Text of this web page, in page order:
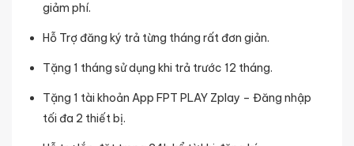
giảm phí.
Hỗ Trợ đăng ký trả từng tháng rất đơn giản.
Tặng 1 tháng sử dụng khi trả trước 12 tháng.
Tặng 1 tài khoản App FPT PLAY Zplay – Đăng nhập
tối đa 2 thiết bị.